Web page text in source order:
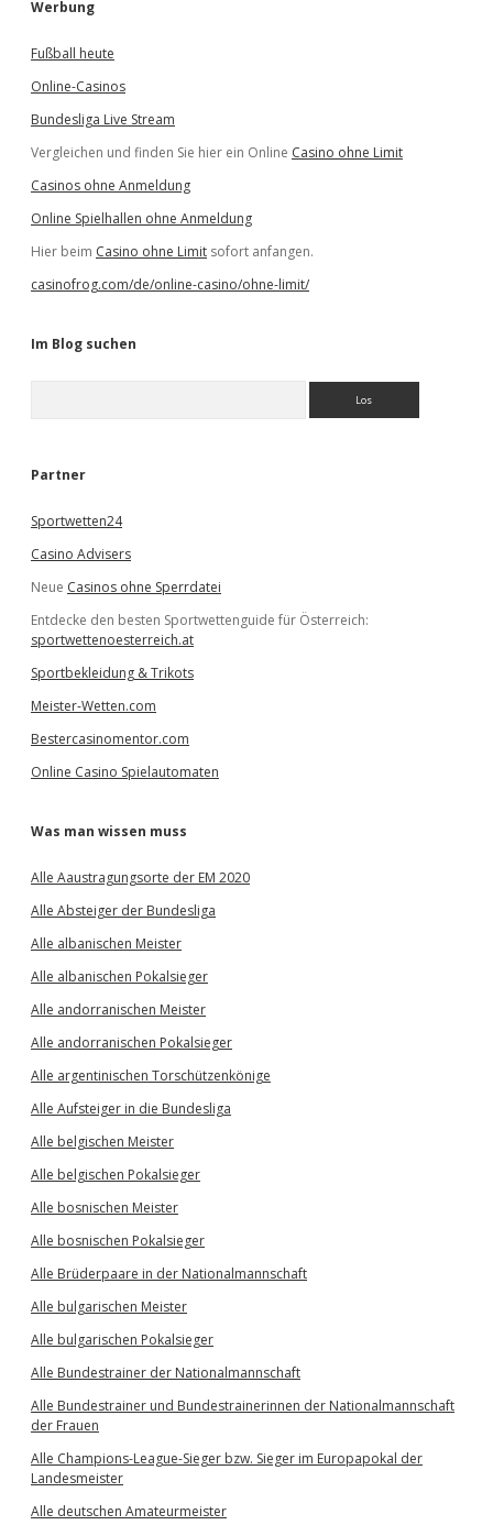
Werbung
Fußball heute
Online-Casinos
Bundesliga Live Stream
Vergleichen und finden Sie hier ein Online Casino ohne Limit
Casinos ohne Anmeldung
Online Spielhallen ohne Anmeldung
Hier beim Casino ohne Limit sofort anfangen.
casinofrog.com/de/online-casino/ohne-limit/
Im Blog suchen
e
Partner
Sportwetten24
Casino Advisers
Neue Casinos ohne Sperrdatei
Entdecke den besten Sportwettenguide für Österreich:
sportwettenoesterreich.at
Sportbekleidung & Trikots
Meister-Wetten.com
Bestercasinomentor.com
Online Casino Spielautomaten
Was man wissen muss
Alle Aaustragungsorte der EM 2020
Alle Absteiger der Bundesliga
Alle albanischen Meister
Alle albanischen Pokalsieger
Alle andorranischen Meister
Alle andorranischen Pokalsieger
Alle argentinischen Torschützenkönige
Alle Aufsteiger in die Bundesliga
Alle belgischen Meister
Alle belgischen Pokalsieger
Alle bosnischen Meister
Alle bosnischen Pokalsieger
Alle Brüderpaare in der Nationalmannschaft
Alle bulgarischen Meister
Alle bulgarischen Pokalsieger
Alle Bundestrainer der Nationalmannschaft
Alle Bundestrainer und Bundestrainerinnen der Nationalmannschaft
der Frauen
Alle Champions-League-Sieger bzw. Sieger im Europapokal der
Landesmeister
Alle deutschen Amateurmeister